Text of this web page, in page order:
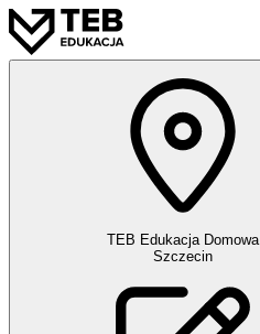
TEB Edukacja Domowa
Szczecin